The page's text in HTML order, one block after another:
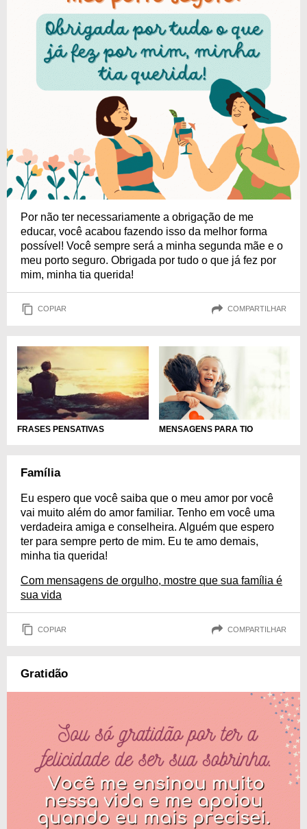
Por não ter necessariamente a obrigação de me
educar, você acabou fazendo isso da melhor forma
possível! Você sempre será a minha segunda mãe e o
meu porto seguro. Obrigada por tudo o que já fez por
mim, minha tia querida!
COPIAR COMPARTILHAR
FRASES PENSATIVAS MENSAGENS PARA TIO
Família
Eu espero que você saiba que o meu amor por você
vai muito além do amor familiar. Tenho em você uma
verdadeira amiga e conselheira. Alguém que espero
ter para sempre perto de mim. Eu te amo demais,
minha tia querida!
Com mensagens de orgulho, mostre que sua família é
sua vida
COPIAR COMPARTILHAR
Gratidão